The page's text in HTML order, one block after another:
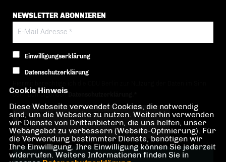
NEWSLETTER ABONNIEREN
Einwilligungserklärung
Datenschutzerklärung
der nachfolgenden
Anti-Roboter-Verifizierung
Hier klicken
FriendlyCaptcha ⇗
Cookie Hinweis
Diese Webseite verwendet Cookies, die notwendig
sind, um die Webseite zu nutzen. Weiterhin verwenden
wir Dienste von Drittanbietern, die uns helfen, unser
Webangebot zu verbessern (Website-Optmierung). Für
die Verwendung bestimmter Dienste, benötigen wir
Ihre Einwilligung. Ihre Einwilligung können Sie jederzeit
widerrufen. Weitere Informationen finden Sie in